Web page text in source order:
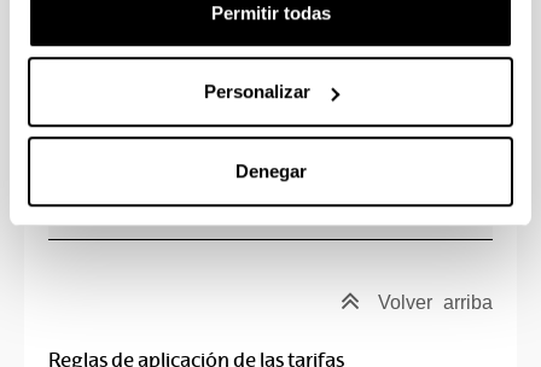
Permitir todas
Personalizar
Denegar
Reparto de publicidad y propaganda
en espacios exteriores y plazas
día
Hasta 5 personas repartidoras
Más de 10 personas repartidoras 619
Volver arriba
Reglas de aplicación de las tarifas